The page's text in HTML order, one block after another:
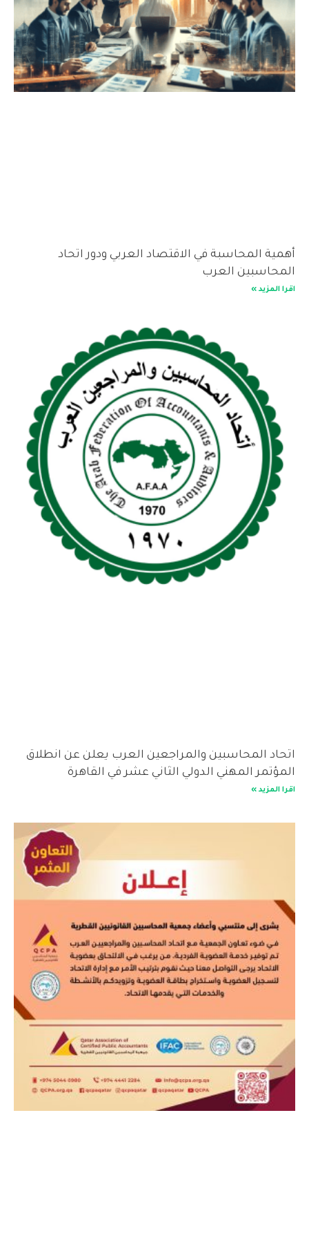
أهمية المحاسبة في الاقتصاد العربي ودور اتحاد
المحاسبين العرب
اقرا المزيد »
اتحاد المحاسبين والمراجعين العرب يعلن عن انطلاق
المؤتمر المهني الدولي الثاني عشر في القاهرة
اقرا المزيد »